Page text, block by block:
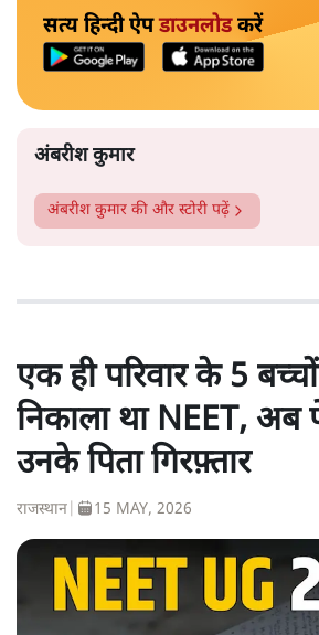
सत्य हिन्दी ऐपडाउनलोडकरें
अंबरीश कुमार
अंबरीश कुमार की और स्टोरी पढ़ें
एक ही परिवार के 5
निकाला था NEET, अब
उनके पिता गिरफ़्तार
राजस्थान 15 MAY, 2026